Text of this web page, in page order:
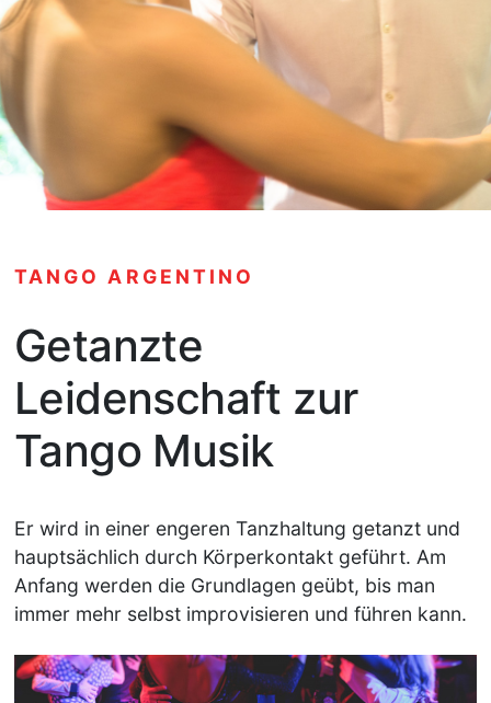
TANGO ARGENTINO
Getanzte
Leidenschaft zur
Tango Musik
Er wird in einer engeren Tanzhaltung getanzt und
hauptsächlich durch Körperkontakt geführt. Am
Anfang werden die Grundlagen geübt, bis man
immer mehr selbst improvisieren und führen kann.